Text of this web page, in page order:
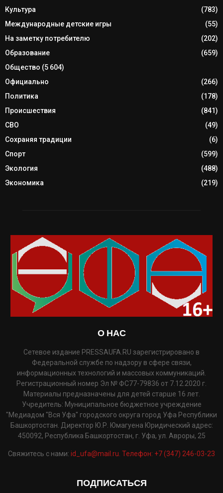
Культура
(783)
Международные детские игры
(55)
На заметку потребителю
(202)
Образование
(659)
Общество (5 604)
Официально
(266)
Политика
(178)
Происшествия
(841)
СВО
(49)
Сохраняя традиции
(6)
Спорт
(599)
Экология
(488)
Экономика
(219)
О НАС
Сетевое издание PRESSAUFA.RU зарегистрировано в
Федеральной службе по надзору в сфере связи,
информационных технологий и массовых коммуникаций.
Регистрационный номер Эл № ФС77-79836 от 7.12.2020 г.
Материалы предназначены для детей старше 16 лет.
Учредитель: Муниципальное бюджетное учреждение
"Медиадом "Вся Уфа" городского округа город Уфа Республики
Башкортостан. Директор Ю.Р. Юмагуена Юридический адрес:
450092, Республика Башкортостан, г. Уфа, ул. Авроры, 25
Свяжитесь с нами: id_ufa@mail.ru. Телефон: +7 (347) 246-03-23
ПОДПИСАТЬСЯ